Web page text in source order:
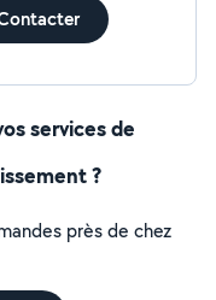
services de
?
près de chez